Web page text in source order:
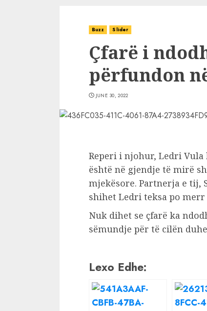
Buzz Slider
Çfarë i
përfundon
JUNE 30, 2022
Reperi i njohur, Ledri
është në gjendje të mirë
mjekësore. Partnerja e tij,
shihet Ledri teksa po
Nuk dihet se çfarë ka
sëmundje për të cilën
Lexo Edhe: